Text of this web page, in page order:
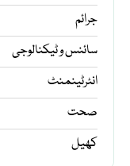
جرائم
سائنس و ٹیکنالوجی
انٹرٹینمنٹ
صحت
کھیل